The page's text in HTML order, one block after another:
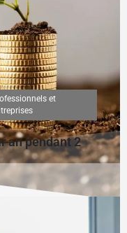
et
an pendant 2